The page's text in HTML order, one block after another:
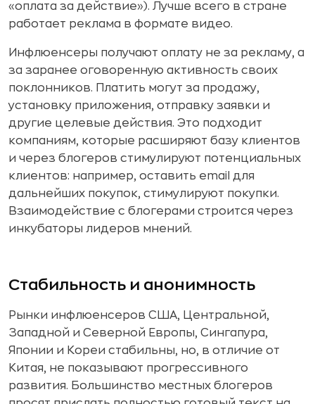
«оплата за действие»). Лучше всего в стране
работает реклама в формате видео.
Инфлюенсеры получают оплату не за рекламу, а
за заранее оговоренную активность своих
поклонников. Платить могут за продажу,
установку приложения, отправку заявки и
другие целевые действия. Это подходит
компаниям, которые расширяют базу клиентов
и через блогеров стимулируют потенциальных
клиентов: например, оставить email для
дальнейших покупок, стимулируют покупки.
Взаимодействие с блогерами строится через
инкубаторы лидеров мнений.
Стабильность и анонимность
Рынки инфлюенсеров США, Центральной,
Западной и Северной Европы, Сингапура,
Японии и Кореи стабильны, но, в отличие от
Китая, не показывают прогрессивного
развития. Большинство местных блогеров